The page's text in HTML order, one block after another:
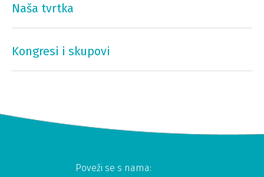
Naša tvrtka
Kongresi i skupovi
Poveži se s nama: